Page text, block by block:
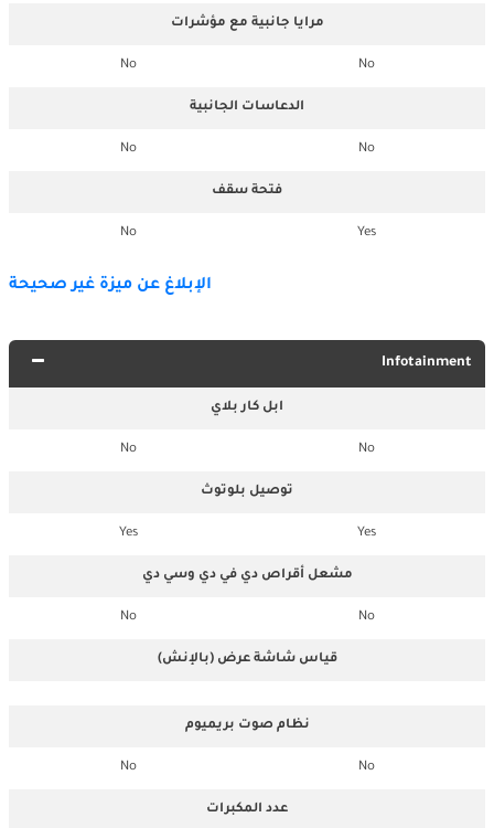
مرايا جانبية مع مؤشرات
No
No
الدعاسات الجانبية
No
No
فتحة سقف
Yes
No
الإبلاغ عن ميزة غير صحيحة
Infotainment
ابل كار بلاي
No
No
توصيل بلوتوث
Yes
Yes
مشعل أقراص دي في دي وسي دي
No
No
قياس شاشة عرض (بالإنش)
نظام صوت بريميوم
No
No
عدد المكبرات